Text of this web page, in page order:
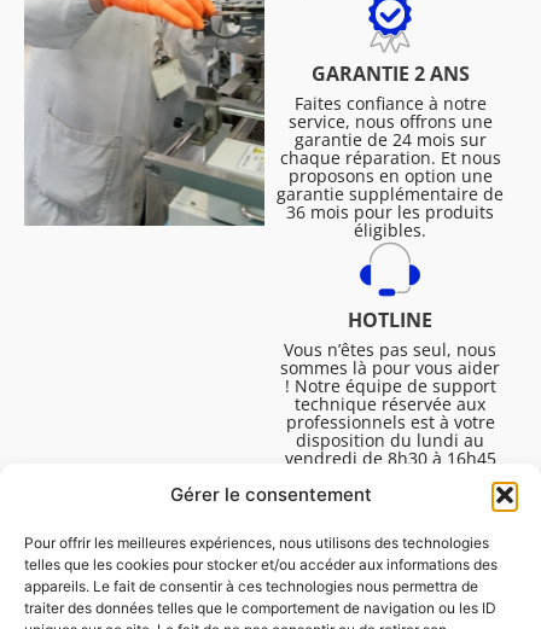
Gérer le consentement
Pour offrir les meilleures expériences, nous utilisons des technologies
telles que les cookies pour stocker et/ou accéder aux informations des
appareils. Le fait de consentir à ces technologies nous permettra de
traiter des données telles que le comportement de navigation ou les ID
GARANTIE 2 ANS
Faites confiance à notre
service, nous offrons une
garantie de 24 mois sur
chaque réparation. Et nous
proposons en option une
garantie supplémentaire de
36 mois pour les produits
éligibles.
HOTLINE
Vous n’êtes pas seul, nous
sommes là pour vous aider
! Notre équipe de support
technique réservée aux
professionnels est à votre
disposition du lundi au
vendredi de 8h30 à 16h45
pour vous aider à résoudre
toutes vos questions